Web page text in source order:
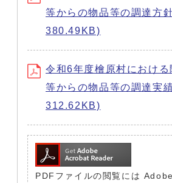
等からの物品等の調達方
380.49KB)
令和6年度檜原村における
等からの物品等の調達実
312.62KB)
PDFファイルの閲覧には